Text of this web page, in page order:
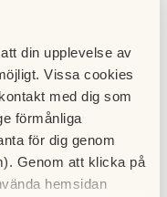
din upplevelse av
Vissa cookies
med dig som
förmånliga
för dig genom
Genom att klicka på
hemsidan
med undantag
för vatten
har du ansvaret för